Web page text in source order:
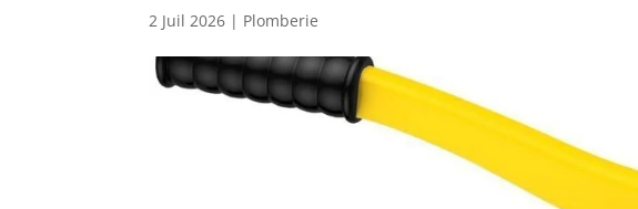
2 Juil 2026 | Plomberie